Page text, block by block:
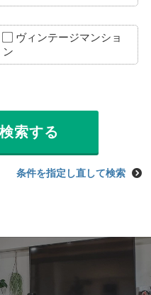
ヴィンテージマンショ
ン
条件を指定し直して検索